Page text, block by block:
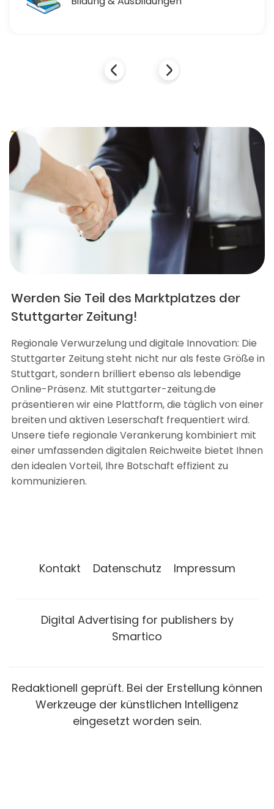
Werden Sie Teil des Marktplatzes der
Stuttgarter Zeitung!
Regionale Verwurzelung und digitale Innovation: Die
Stuttgarter Zeitung steht nicht nur als feste Größe in
Stuttgart, sondern brilliert ebenso als lebendige
Online-Präsenz. Mit stuttgarter-zeitung.de
präsentieren wir eine Plattform, die täglich von einer
breiten und aktiven Leserschaft frequentiert wird.
Unsere tiefe regionale Verankerung kombiniert mit
einer umfassenden digitalen Reichweite bietet Ihnen
den idealen Vorteil, Ihre Botschaft effizient zu
kommunizieren.
Kontakt Datenschutz Impressum
Digital Advertising for publishers by
Smartico
Redaktionell geprüft. Bei der Erstellung können
Werkzeuge der künstlichen Intelligenz
eingesetzt worden sein.